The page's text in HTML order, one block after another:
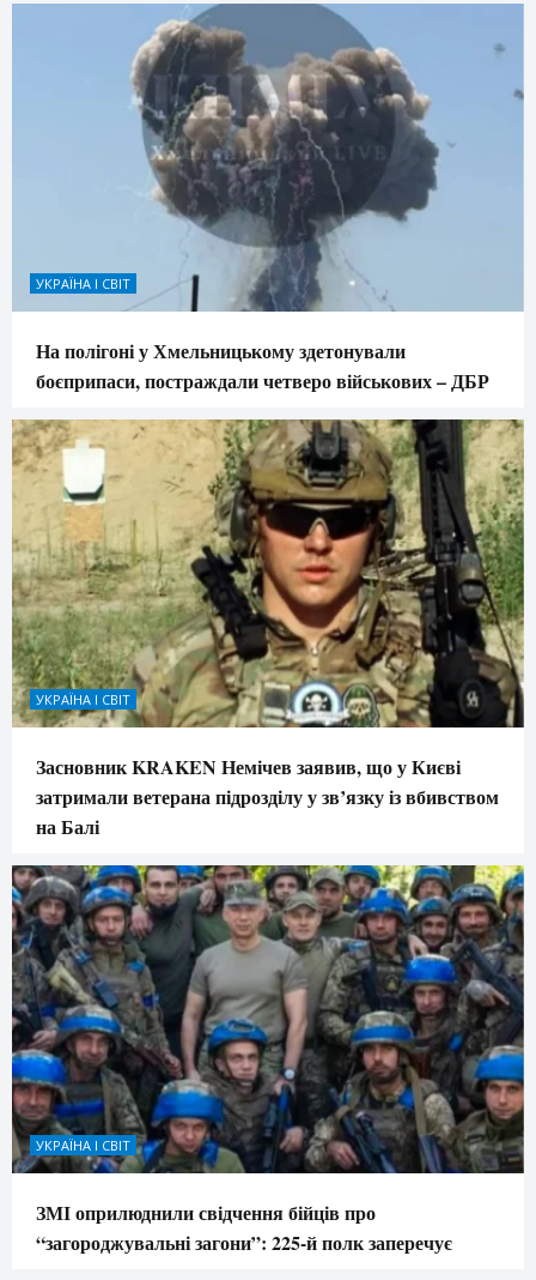
УКРАЇНА І СВІТ
На полігоні у Хмельницькому здетонували
боєприпаси, постраждали четверо військових – ДБР
УКРАЇНА І СВІТ
Засновник KRAKEN Немічев заявив, що у Києві
затримали ветерана підрозділу у зв’язку із вбивством
на Балі
УКРАЇНА І СВІТ
ЗМІ оприлюднили свідчення бійців про
“загороджувальні загони”: 225-й полк заперечує